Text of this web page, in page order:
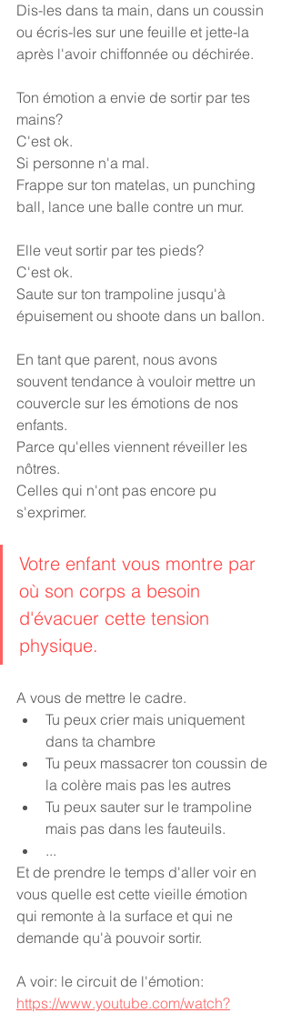
Dis-les dans ta main, dans un coussin
ou écris-les sur une feuille et jette-la
après l'avoir chiffonnée ou déchirée.
Ton émotion a envie de sortir par tes
mains?
C'est ok.
Si personne n'a mal.
Frappe sur ton matelas, un punching
ball, lance une balle contre un mur.
Elle veut sortir par tes pieds?
C'est ok.
Saute sur ton trampoline jusqu'à
épuisement ou shoote dans un ballon.
En tant que parent, nous avons
souvent tendance à vouloir mettre un
couvercle sur les émotions de nos
enfants.
Parce qu'elles viennent réveiller les
nôtres.
Celles qui n'ont pas encore pu
s'exprimer.
Votre enfant vous montre par
où son corps a besoin
d'évacuer cette tension
physique.
A vous de mettre le cadre.
Tu peux crier mais uniquement
dans ta chambre
Tu peux massacrer ton coussin de
la colère mais pas les autres
Tu peux sauter sur le trampoline
mais pas dans les fauteuils.
...
Et de prendre le temps d'aller voir en
vous quelle est cette vieille émotion
qui remonte à la surface et qui ne
demande qu'à pouvoir sortir.
A voir: le circuit de l'émotion:
https://www.youtube.com/watch?